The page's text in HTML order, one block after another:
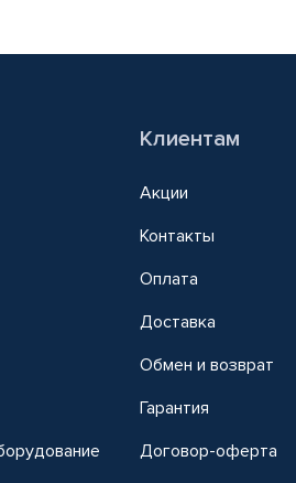
Клиентам
Акции
Контакты
Оплата
Доставка
Обмен и возврат
Гарантия
Договор-оферта